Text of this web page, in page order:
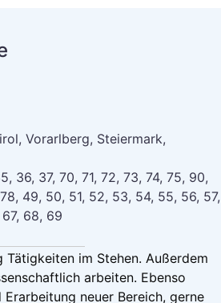
Vorarlberg, Steiermark,
36, 37, 70, 71, 72, 73, 74, 75, 90,
49, 50, 51, 52, 53, 54, 55, 56, 57,
68, 69
im Stehen. Außerdem
arbeiten. Ebenso
neuer Bereich, gerne